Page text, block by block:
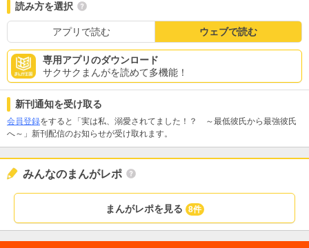
読み方を選択
アプリで読む ウェブで読む
専用アプリのダウンロード
サクサクまんがを読めて多機能！
新刊通知を受け取る
会員登録をすると「実は私、溺愛されてました！？ ～最低彼氏から最強彼氏
へ～」新刊配信のお知らせが受け取れます。
みんなのまんがレポ
まんがレポを見る 8件